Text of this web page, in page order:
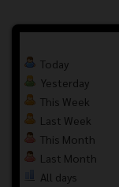
Today
Yesterday
This Week
Last Week
This Month
Last Month
All days